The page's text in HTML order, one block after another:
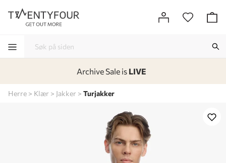
Herre Klær Jakker Turjakker
Archive Sale is LIVE
-
-
-
-